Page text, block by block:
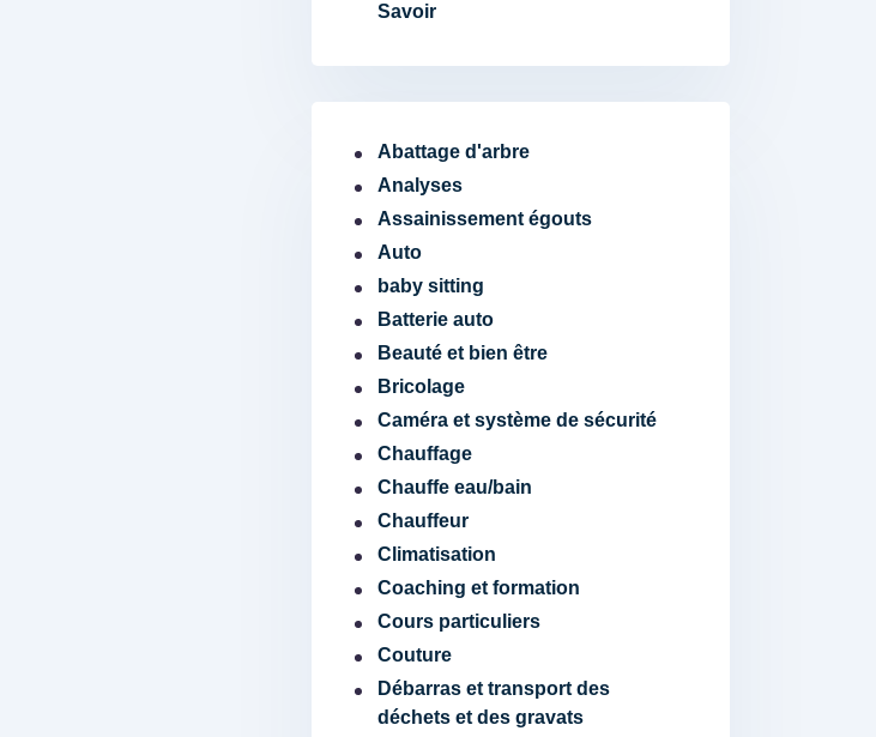
Savoir
Abattage d'arbre
Analyses
Assainissement égouts
Auto
baby sitting
Batterie auto
Beauté et bien être
Bricolage
Caméra et système de sécurité
Chauffage
Chauffe eau/bain
Chauffeur
Climatisation
Coaching et formation
Cours particuliers
Couture
Débarras et transport des
déchets et des gravats